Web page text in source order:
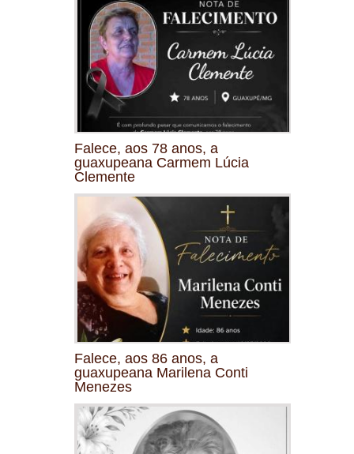
Falece, aos 78 anos, a
guaxupeana Carmem Lúcia
Clemente
Falece, aos 86 anos, a
guaxupeana Marilena Conti
Menezes